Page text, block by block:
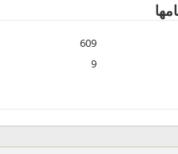
609
9